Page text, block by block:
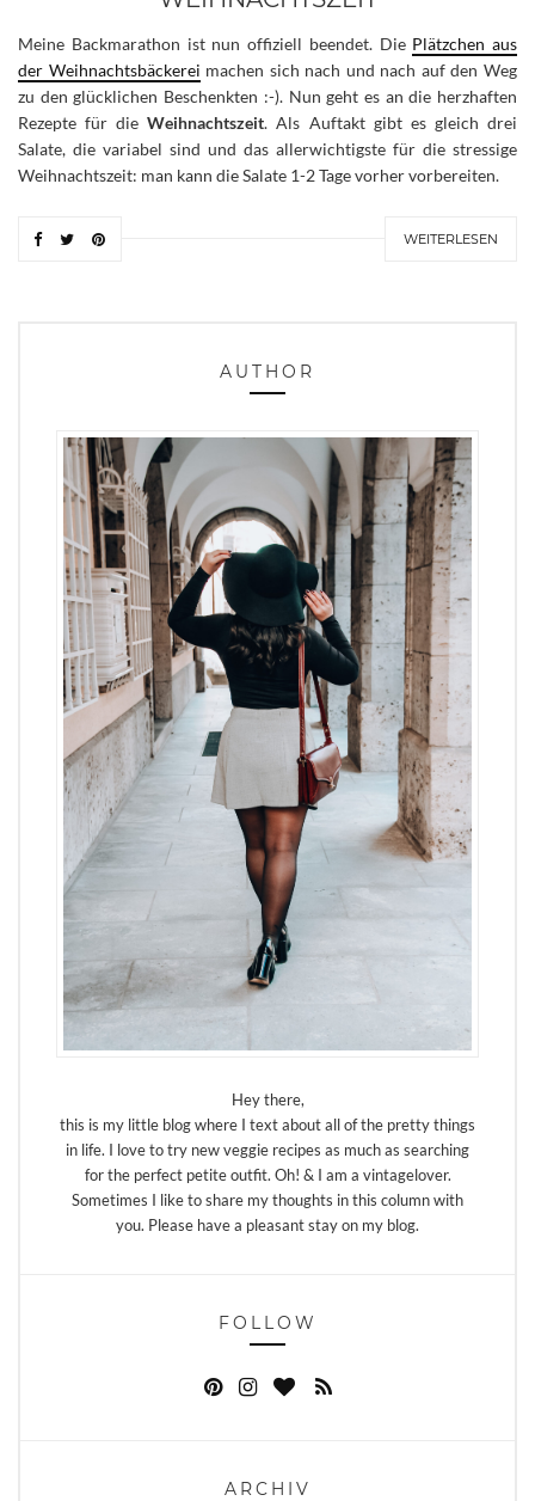
Meine Backmarathon ist nun offiziell beendet. Die Plätzchen aus
der Weihnachtsbäckerei machen sich nach und nach auf den Weg
zu den glücklichen Beschenkten :-). Nun geht es an die herzhaften
Rezepte für dieWeihnachtszeit. Als Auftakt gibt es gleich drei
Salate, die variabel sind und das allerwichtigste für die stressige
Weihnachtszeit: man kann die Salate 1-2 Tage vorher vorbereiten.
WEITERLESEN
AUTHOR
Hey there,
this is my little blog where I text about all of the pretty things
in life. I love to try new veggie recipes as much as searching
for the perfect petite outfit. Oh! & I am a vintagelover.
Sometimes I like to share my thoughts in this column with
you. Please have a pleasant stay on my blog.
FOLLOW
ARCHIV